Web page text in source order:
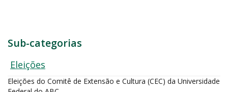
Sub-categorias
Eleições
Eleições do Comitê de Extensão e Cultura (CEC) da Universidade